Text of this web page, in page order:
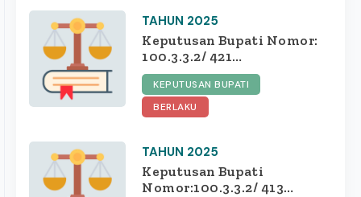
JAMINAN SOSIAL
KETENAGAKERJAAN
DANA BAGI HASIL CUKAI
TAHUN 2025
Keputusan Bupati Nomor:
100.3.3.2/ 421
/415.10.1.3/2025 tentang
PENETAPAN DAN
PELAKSANAAN HIBAH
BARANG MILIK DAERAH
BANGUNAN DAN
JARINGAN EKS KANTOR
KECAMATAN DIWEK
KEPUTUSAN BUPATI
BERLAKU
TAHUN 2025
Keputusan Bupati
Nomor:100.3.3.2/ 413